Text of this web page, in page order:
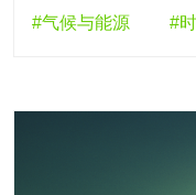
#气候与能源 #